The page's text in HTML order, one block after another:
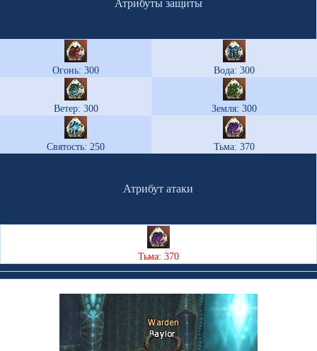
Атрибуты защиты
Огонь: 300 Вода: 300
Ветер: 300 Земля: 300
Святость: 250 Тьма: 370
Атрибут атаки
Тьма: 370